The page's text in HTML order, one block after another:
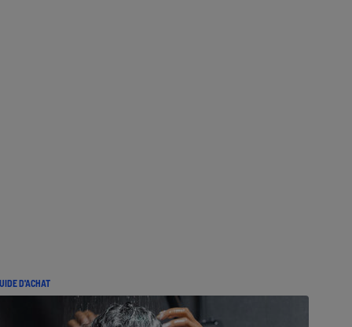
D'ACHAT